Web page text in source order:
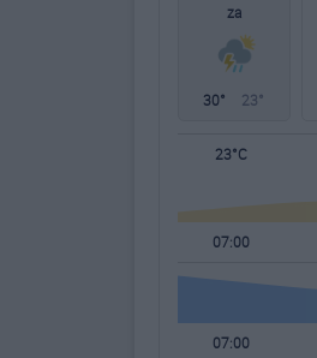
za
30° 23°
23°C
07:00
07:00